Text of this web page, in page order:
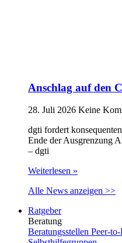
Anschlag auf den
28. Juli 2026 Keine
dgti fordert
Ende der Ausgrenzung
– dgti
Weiterlesen »
Alle News anzeigen >>
Ratgeber
Beratung
Beratungsstellen Peer-